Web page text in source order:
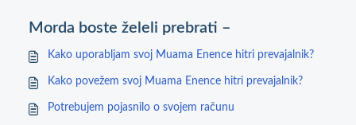
Morda boste želeli prebrati –
Kako uporabljam svoj Muama Enence hitri prevajalnik?
Kako povežem svoj Muama Enence hitri prevajalnik?
Potrebujem pojasnilo o svojem računu